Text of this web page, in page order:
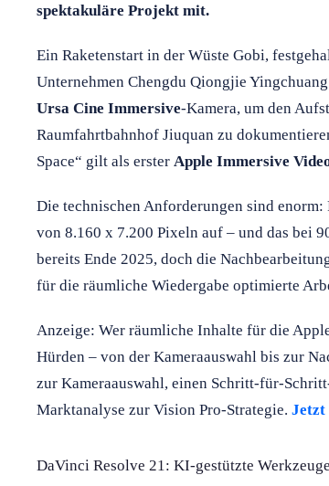
spektakuläre Projekt mit.
Ein Raketenstart in der Wüste Gobi,
Unternehmen Chengdu Qiongjie
Ursa Cine Immersive-Kamera, um den
Raumfahrtbahnhof Jiuquan zu
Space“ gilt als erster Apple Immersive
Die technischen Anforderungen sind
von 8.160 x 7.200 Pixeln auf – und das bei
bereits Ende 2025, doch die
für die räumliche Wiedergabe optimierte
Anzeige: Wer räumliche Inhalte für die
Hürden – von der Kameraauswahl bis zur
zur Kameraauswahl, einen Schritt-für-
Marktanalyse zur Vision Pro-Strategie. Jetzt
DaVinci Resolve 21: KI-gestützte